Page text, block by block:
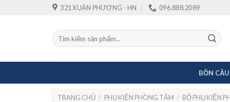
321 XUÂN PHƯƠNG - HN 096.888.2089
Tìm
kiếm:
BỒN CẦU
TRANG CHỦ / PHỤ KIỆN PHÒNG TẮM / BỘ PHỤ KIỆN